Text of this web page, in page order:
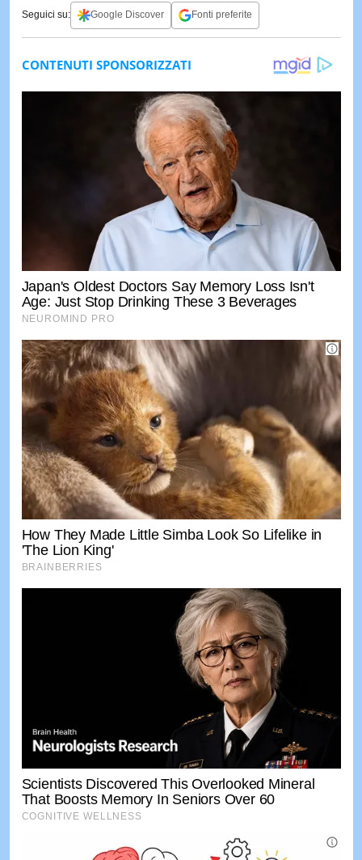
Seguici su: Google Discover Fonti preferite